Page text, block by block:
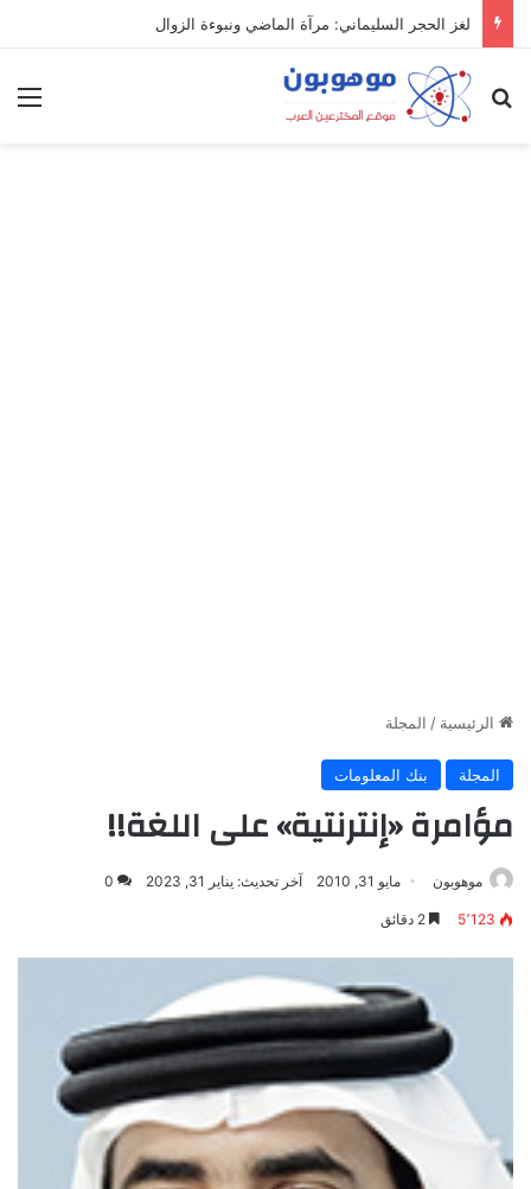
لغز الحجر السليماني: مرآة الماضي ونبوءة الزوال
بحث عن
الرئيسية / المجلة
المجلة بنك المعلومات
مؤامرة «إنترنتية» على اللغة!!
موهوبون مايو 31, 2010 آخر تحديث: يناير 31, 2023 0
5٬123